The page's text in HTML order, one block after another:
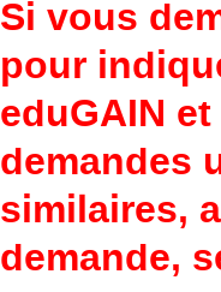
Si vous
pour
eduGAIN
demandes
similaires,
demande,